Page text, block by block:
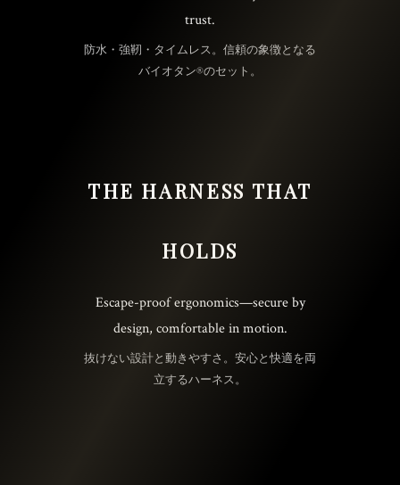
trust.
防水・強靭・タイムレス。信頼の象徴となる
バイオタン®のセット。
THE HARNESS THAT
HOLDS
Escape-proof ergonomics—secure by
design, comfortable in motion.
抜けない設計と動きやすさ。安心と快適を両
立するハーネス。